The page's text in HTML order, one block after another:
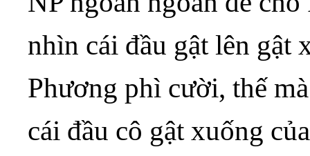
nhìn cái đầu gật lên gật
Phương phì cười, thế
cái đầu cô gật xuống